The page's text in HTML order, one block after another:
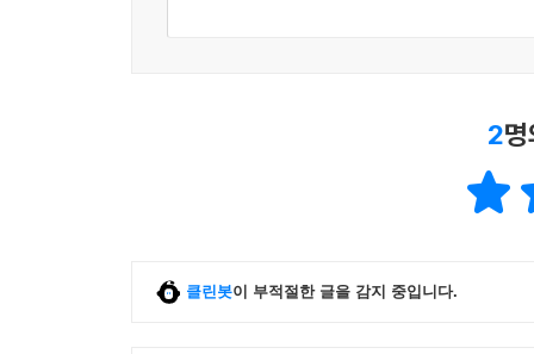
2
클린봇이 부적절한 글을 감지 중입니다.